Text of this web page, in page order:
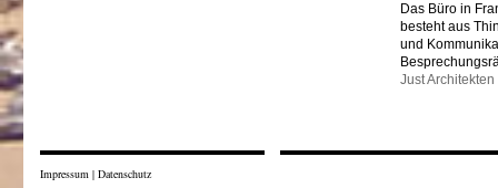
Das Büro in
besteht aus
und
Just Architekten
Impressum | Datenschutz